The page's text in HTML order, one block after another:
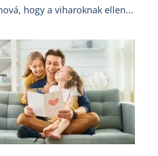
hogy a viharoknak ellen...